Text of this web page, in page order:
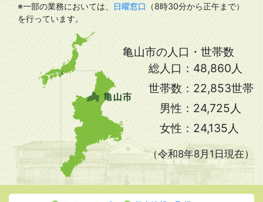
※一部の業務においては、
日曜窓口
（8時30分から正午まで）
を行っています。
亀山市の人口・世帯数
総人口： 48,860人
世帯数： 22,853世帯
男性： 24,725人
女性： 24,135人
（令和8年8月1日現在）